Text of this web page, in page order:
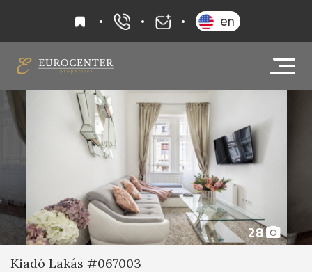
kedvencek+36 20 919 0005
en
28
Kiadó Lakás #067003